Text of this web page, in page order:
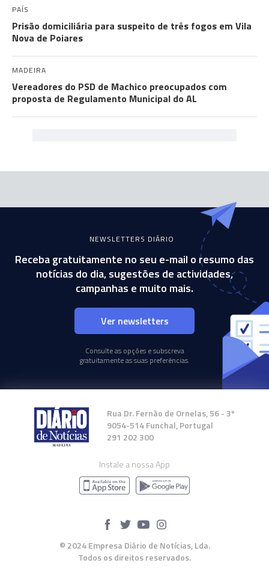
PAÍS
Prisão domiciliária para suspeito de três fogos em Vila
Nova de Poiares
MADEIRA
Vereadores do PSD de Machico preocupados com
proposta de Regulamento Municipal do AL
NEWSLETTERS DIÁRIO
Receba gratuitamente no seu e-mail o resumo das
notícias do dia, sugestões de actividades,
campanhas e muito mais.
Ver newsletters
Consulte as opções e subscreva
gratuitamente as suas preferências.
Rua Dr. Fernão de Ornelas, 56 - 3º
9054-514 Funchal, Portugal
291 202 300
Instale a nossa App
© 2024 Empresa Diário de Notícias, Lda.
Todos os direitos reservados.